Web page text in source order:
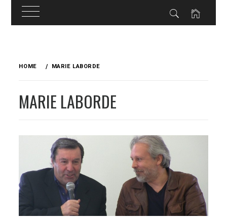
HOME MARIE LABORDE
MARIE LABORDE